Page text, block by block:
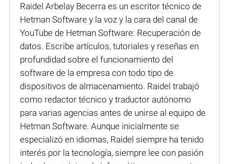
Raidel Arbelay Becerra es un escritor técnico de
Hetman Software y la voz y la cara del canal de
YouTube de Hetman Software: Recuperación de
datos. Escribe artículos, tutoriales y reseñas en
profundidad sobre el funcionamiento del
software de la empresa con todo tipo de
dispositivos de almacenamiento. Raidel trabajó
como redactor técnico y traductor autónomo
para varias agencias antes de unirse al equipo de
Hetman Software. Aunque inicialmente se
especializó en idiomas, Raidel siempre ha tenido
interés por la tecnología, siempre lee con pasión